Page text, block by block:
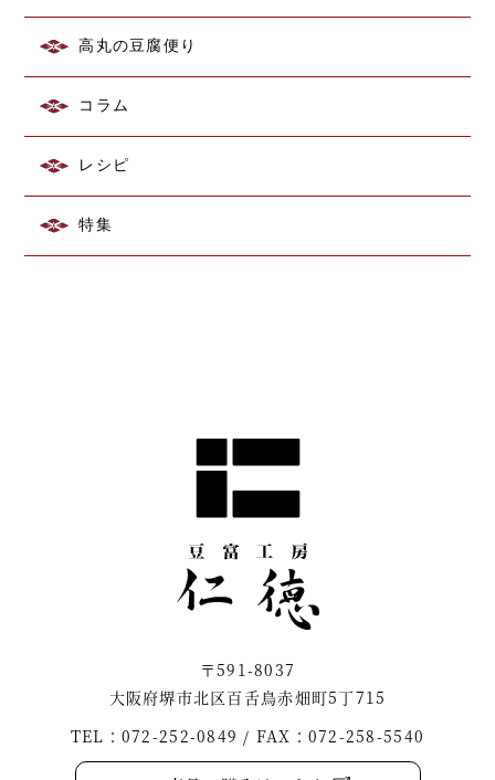
高丸の豆腐便り
コラム
レシピ
特集
〒591-8037
大阪府堺市北区百舌鳥赤畑町5丁715
TEL：072-252-0849 / FAX：072-258-5540